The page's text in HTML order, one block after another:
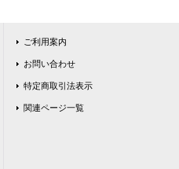
ご利用案内
お問い合わせ
特定商取引法表示
関連ページ一覧